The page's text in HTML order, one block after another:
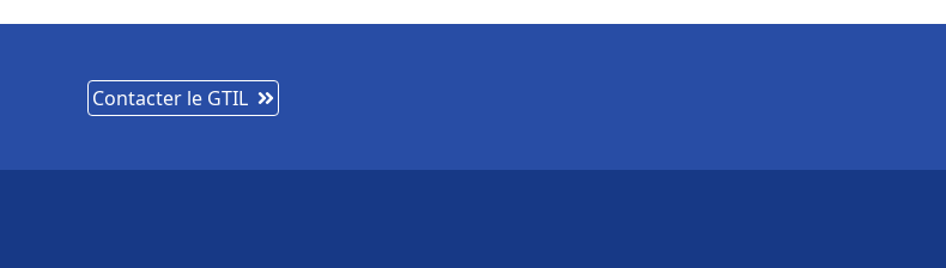
Contacter le GTIL